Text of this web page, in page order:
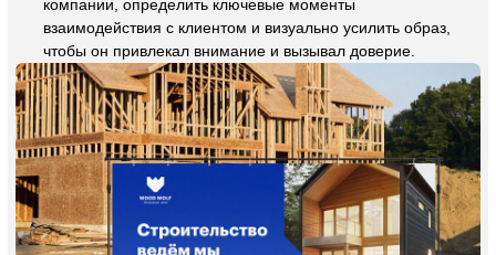
Заказать фирменный стиль